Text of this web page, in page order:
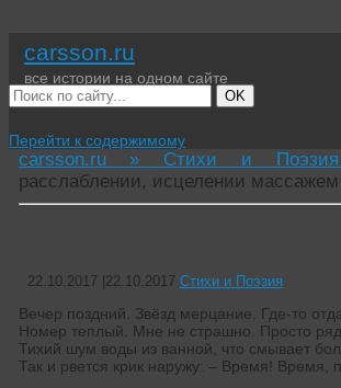
carsson.ru
все истории на одном сайте
OK
Перейти к содержимому
carsson.ru » Стихи и
расслаблении, исцелении массажем
22.10.2017 |22.10.2017 Стихи и Поэзия
Вечер поздний. Звёзд мерцание. Где-то
Номер теплый. Мне не страшно. Просто
Тихий шум воды из ванной, что смывает
Так и рвется крик наружу: – Время! Время,